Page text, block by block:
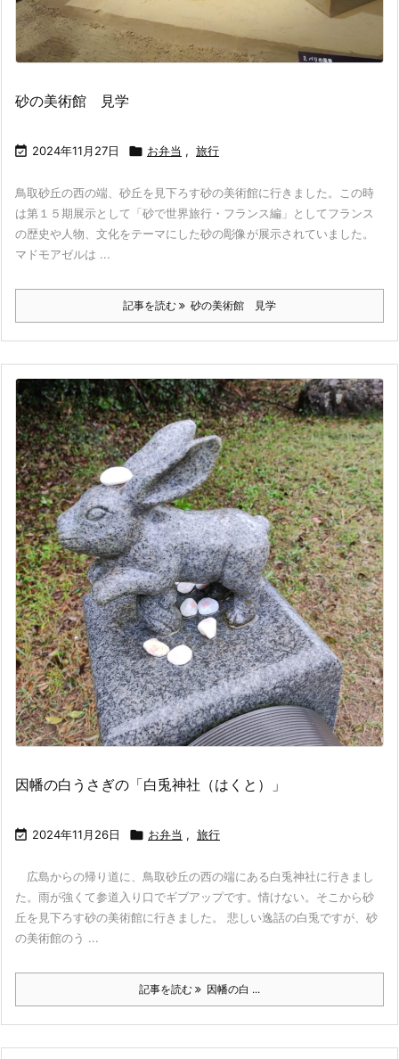
砂の美術館 見学
 2024年11月27日  お弁当 , 旅行
鳥取砂丘の西の端、砂丘を見下ろす砂の美術館に行きました。この時
は第１５期展示として「砂で世界旅行・フランス編」としてフランス
の歴史や人物、文化をテーマにした砂の彫像が展示されていました。
マドモアゼルは ...
記事を読む 砂の美術館 見学
因幡の白うさぎの「白兎神社（はくと）」
 2024年11月26日  お弁当 , 旅行
広島からの帰り道に、鳥取砂丘の西の端にある白兎神社に行きまし
た。雨が強くて参道入り口でギブアップです。情けない。そこから砂
丘を見下ろす砂の美術館に行きました。 悲しい逸話の白兎ですが、砂
の美術館のう ...
記事を読む 因幡の白 ...